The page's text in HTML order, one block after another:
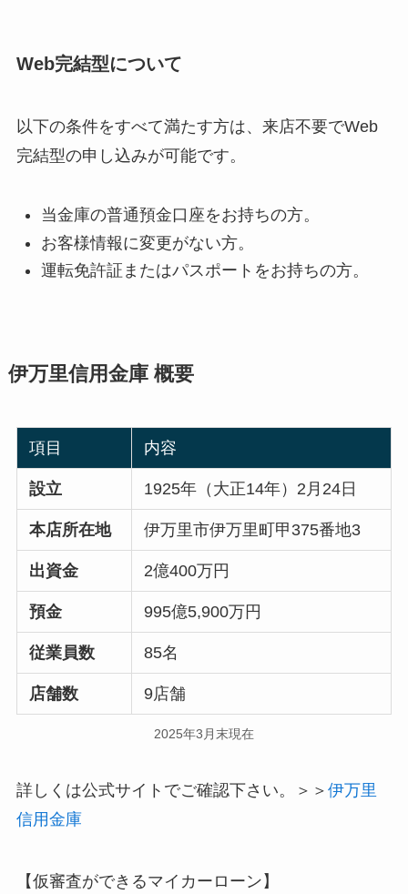
Web完結型について
以下の条件をすべて満たす方は、来店不要でWeb
完結型の申し込みが可能です。
当金庫の普通預金口座をお持ちの方。
お客様情報に変更がない方。
運転免許証またはパスポートをお持ちの方。
伊万里信用金庫 概要
項目 内容
設立 1925年（大正14年）2月24日
本店所在地 伊万里市伊万里町甲375番地3
出資金 2億400万円
預金 995億5,900万円
従業員数 85名
店舗数 9店舗
2025年3月末現在
詳しくは公式サイトでご確認下さい。＞＞ 伊万里
信用金庫
【仮審査ができるマイカーローン】